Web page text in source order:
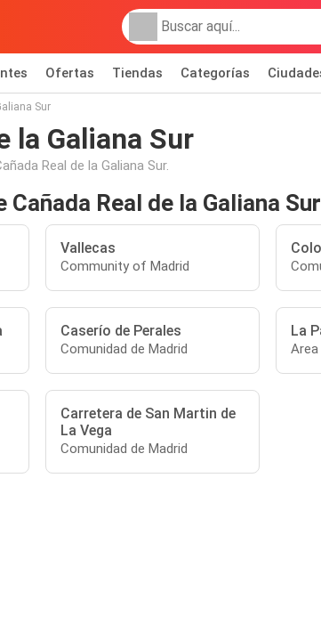
Ofertas Tiendas Categorías
Sur
la Galiana Sur
Real de la Galiana Sur.
Real de la Galiana Sur
Vallecas
Community of Madrid
Caserío de Perales
Comunidad de Madrid
La
Carretera de San Martin de
La Vega
Comunidad de Madrid